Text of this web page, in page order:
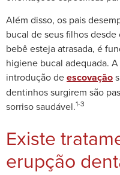
Além disso, os pais
bucal de seus filhos
bebê esteja atrasada, é
higiene bucal adequada.
introdução deescovação
dentinhos surgirem são
sorriso saudável.1-3
Existe
erupção